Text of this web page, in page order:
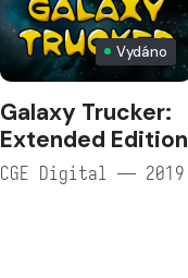
Vydáno
Galaxy Trucker:
Extended Edition
CGE Digital — 2019